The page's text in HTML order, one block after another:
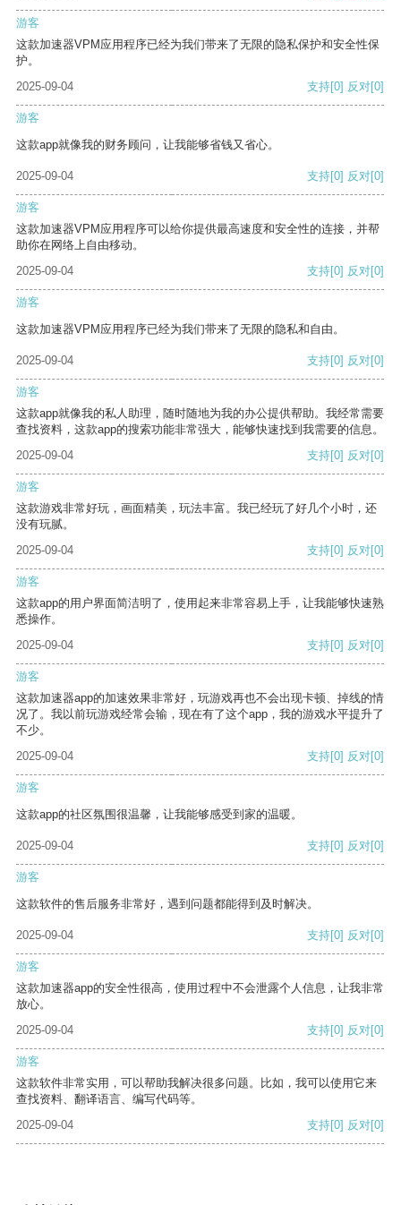
游客
这款加速器VPM应用程序已经为我们带来了无限的隐私保护和安全性保
护。
2025-09-04
支持[0] 反对[0]
游客
这款app就像我的财务顾问，让我能够省钱又省心。
2025-09-04 支持[0] 反对[0]
游客
这款加速器VPM应用程序可以给你提供最高速度和安全性的连接，并帮
助你在网络上自由移动。
2025-09-04
支持[0] 反对[0]
游客
这款加速器VPM应用程序已经为我们带来了无限的隐私和自由。
2025-09-04 支持[0] 反对[0]
游客
这款app就像我的私人助理，随时随地为我的办公提供帮助。我经常需要
查找资料，这款app的搜索功能非常强大，能够快速找到我需要的信息。
2025-09-04
支持[0] 反对[0]
游客
这款游戏非常好玩，画面精美，玩法丰富。我已经玩了好几个小时，还
没有玩腻。
2025-09-04
支持[0] 反对[0]
游客
这款app的用户界面简洁明了，使用起来非常容易上手，让我能够快速熟
悉操作。
2025-09-04
支持[0] 反对[0]
游客
这款加速器app的加速效果非常好，玩游戏再也不会出现卡顿、掉线的情
况了。我以前玩游戏经常会输，现在有了这个app，我的游戏水平提升了
不少。
2025-09-04
支持[0] 反对[0]
游客
这款app的社区氛围很温馨，让我能够感受到家的温暖。
2025-09-04 支持[0] 反对[0]
游客
这款软件的售后服务非常好，遇到问题都能得到及时解决。
2025-09-04 支持[0] 反对[0]
游客
这款加速器app的安全性很高，使用过程中不会泄露个人信息，让我非常
放心。
2025-09-04
支持[0] 反对[0]
游客
这款软件非常实用，可以帮助我解决很多问题。比如，我可以使用它来
查找资料、翻译语言、编写代码等。
2025-09-04
支持[0] 反对[0]